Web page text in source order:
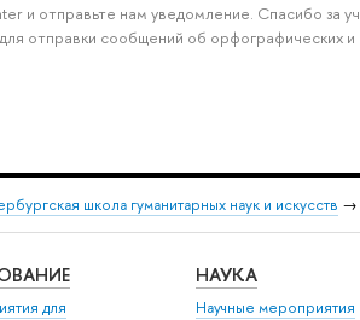
и отправьте нам уведомление. Спасибо за
отправки сообщений об орфографических и
школа гуманитарных наук и искусств →
для
НАУКА
Научные мероприятия